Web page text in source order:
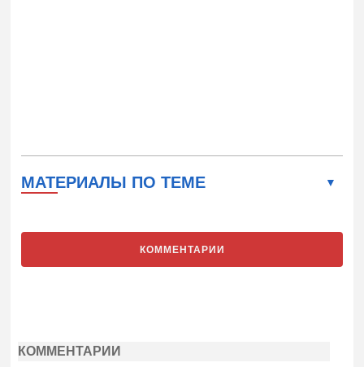
МАТЕРИАЛЫ ПО ТЕМЕ
КОММЕНТАРИИ
КОММЕНТАРИИ